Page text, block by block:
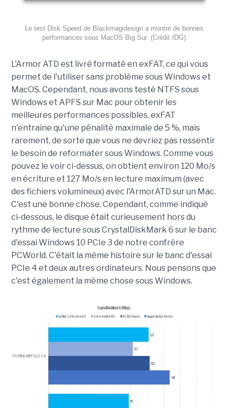
Le test Disk Speed de Blackmagidesign a montré de bonnes
performances sous MacOS Big Sur. (Crédit IDG)
L'Armor ATD est livré formaté en exFAT, ce qui vous
permet de l'utiliser sans problème sous Windows et
MacOS. Cependant, nous avons testé NTFS sous
Windows et APFS sur Mac pour obtenir les
meilleures performances possibles. exFAT
n'entraîne qu'une pénalité maximale de 5 %, mais
rarement, de sorte que vous ne devriez pas ressentir
le besoin de reformater sous Windows. Comme vous
pouvez le voir ci-dessus, on obtient environ 120 Mo/s
en écriture et 127 Mo/s en lecture maximum (avec
des fichiers volumineux) avec l'ArmorATD sur un Mac.
C'est une bonne chose. Cependant, comme indiqué
ci-dessous, le disque était curieusement hors du
rythme de lecture sous CrystalDiskMark 6 sur le banc
d'essai Windows 10 PCIe 3 de notre confrère
PCWorld. C'était la même histoire sur le banc d'essai
PCIe 4 et deux autres ordinateurs. Nous pensons que
c'est également la même chose sous Windows.